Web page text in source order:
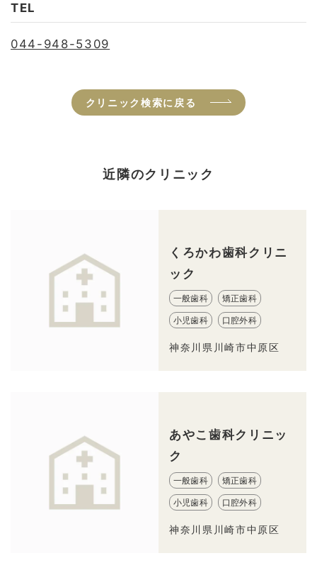
TEL
044-948-5309
クリニック検索に戻る
近隣のクリニック
くろかわ歯科クリニ
ック
一般歯科 矯正歯科
小児歯科 口腔外科
神奈川県川崎市中原区
あやこ歯科クリニッ
ク
一般歯科 矯正歯科
小児歯科 口腔外科
神奈川県川崎市中原区